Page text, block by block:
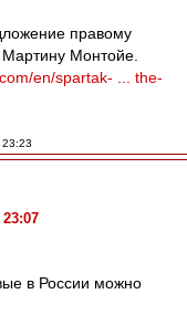
правому
Монтойе.
en/spartak- ... the-
в России можно